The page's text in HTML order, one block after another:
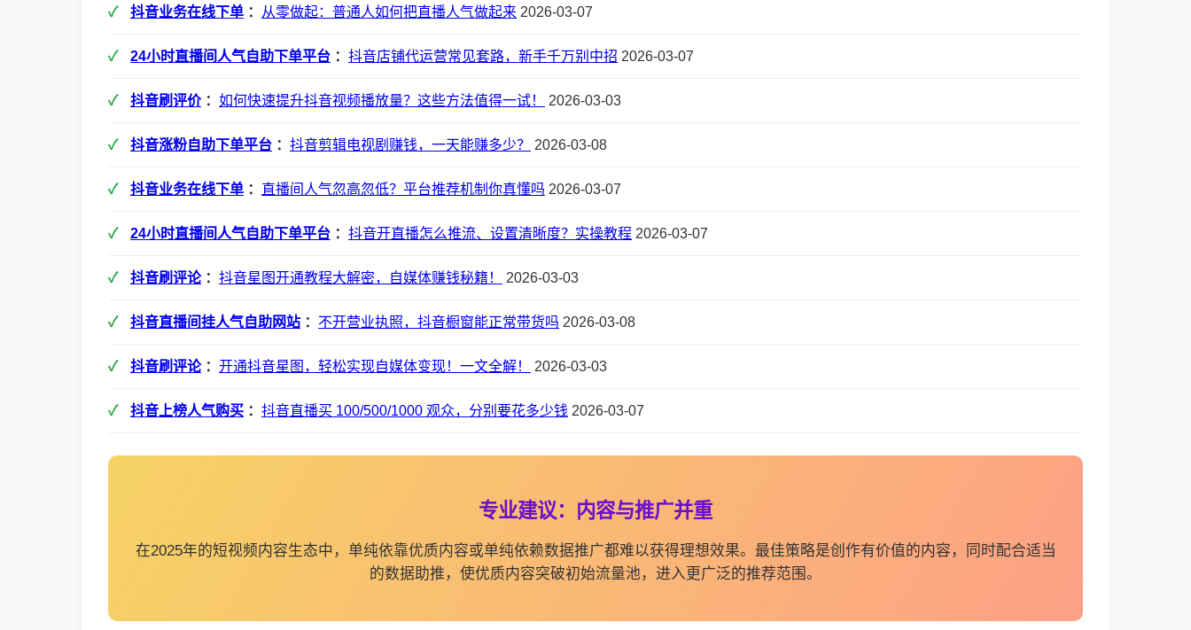
抖音业务在线下单 ： 从零做起：普通人如何把直播人气做起来 2026-03-07
24小时直播间人气自助下单平台 ： 抖音店铺代运营常见套路，新手千万别中招 2026-03-07
抖音刷评价： 如何快速提升抖音视频播放量？这些方法值得一试！ 2026-03-03
抖音涨粉自助下单平台 ： 抖音剪辑电视剧赚钱，一天能赚多少？ 2026-03-08
抖音业务在线下单 ： 直播间人气忽高忽低？平台推荐机制你真懂吗 2026-03-07
24小时直播间人气自助下单平台 ： 抖音开直播怎么推流、设置清晰度？实操教程 2026-03-07
抖音刷评论： 抖音星图开通教程大解密，自媒体赚钱秘籍！ 2026-03-03
抖音直播间挂人气自助网站 ： 不开营业执照，抖音橱窗能正常带货吗 2026-03-08
抖音刷评论： 开通抖音星图，轻松实现自媒体变现！一文全解！ 2026-03-03
抖音上榜人气购买 ： 抖音直播买 100/500/1000 观众，分别要花多少钱 2026-03-07
专业建议：内容与推广并重
在2025年的短视频内容生态中，单纯依靠优质内容或单纯依赖数据推广都难以获得理想效果。最佳策略是创作有价值的内容，同时配合适当
的数据助推，使优质内容突破初始流量池，进入更广泛的推荐范围。